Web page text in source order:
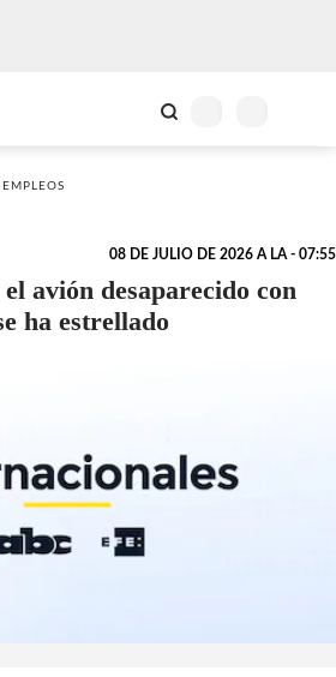
08 DE JULIO DE 2026 A LA - 07:55
avión desaparecido con
ha estrellado